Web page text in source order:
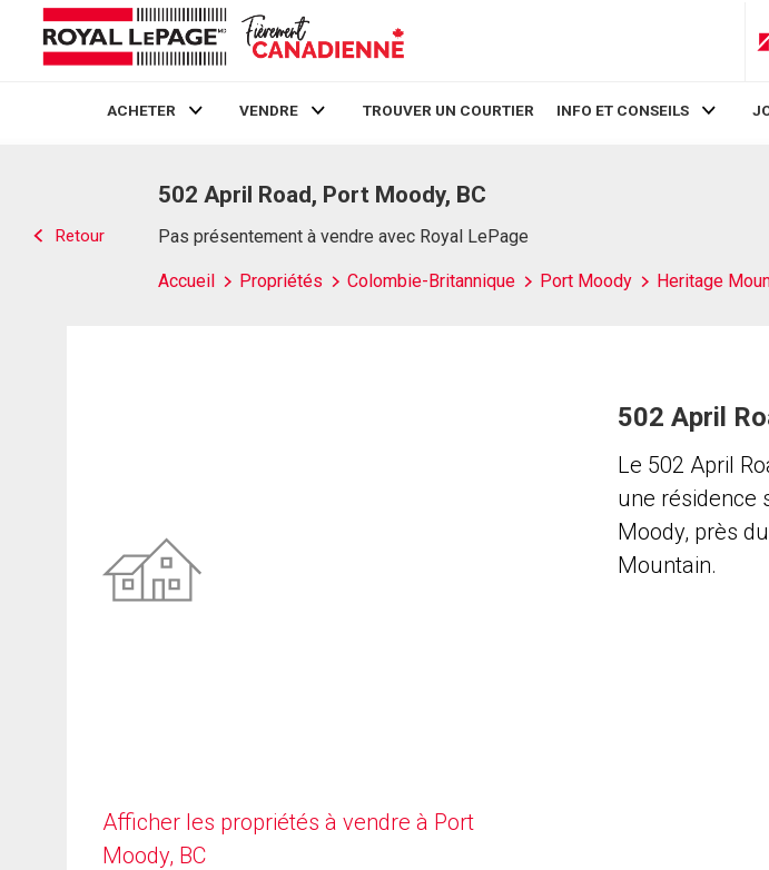
ACHETER VENDRE TROUVER UN COURTIER INFO ET CONSEILS
Retour
502 April Road, Port Moody, BC
Pas présentement à vendre avec Royal LePage
Accueil Propriétés Colombie-Britannique Port Moody Heritage
Afficher les propriétés à vendre à Port
Moody, BC
502 April
Le 502 April
une résidence
Moody, près
Mountain.